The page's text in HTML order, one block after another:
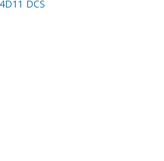
DCS